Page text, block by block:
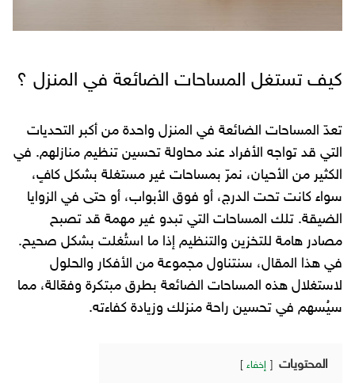
كيف تستغل المساحات الضائعة في المنزل ؟
تعدّ المساحات الضائعة في المنزل واحدة من أكبر التحديات
التي قد تواجه الأفراد عند محاولة تحسين تنظيم منازلهم. في
الكثير من الأحيان، نمرّ بمساحات غير مستغلة بشكل كافٍ،
سواء كانت تحت الدرج، أو فوق الأبواب، أو حتى في الزوايا
الضيقة. تلك المساحات التي تبدو غير مهمة قد تصبح
مصادر هامة للتخزين والتنظيم إذا ما استُغلت بشكل صحيح.
في هذا المقال، سنتناول مجموعة من الأفكار والحلول
لاستغلال هذه المساحات الضائعة بطرق مبتكرة وفعّالة، مما
سيُسهم في تحسين راحة منزلك وزيادة كفاءته.
المحتويات إخفاء